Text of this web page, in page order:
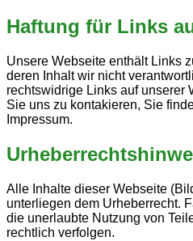
Haftung für Links
Unsere Webseite enthält Links
deren Inhalt wir nicht
rechtswidrige Links auf unserer
Sie uns zu kontakieren, Sie
Impressum.
Alle Inhalte dieser Webseite
unterliegen dem Urheberrecht.
die unerlaubte Nutzung von
rechtlich verfolgen.